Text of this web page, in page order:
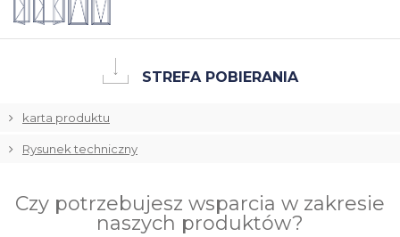
STREFA POBIERANIA
karta produktu
Rysunek techniczny
Czy potrzebujesz wsparcia w zakresie
naszych produktów?